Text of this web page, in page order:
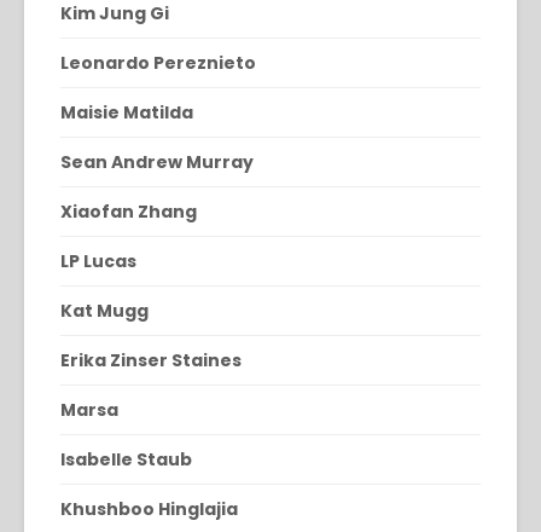
Kim Jung Gi
Leonardo Pereznieto
Maisie Matilda
Sean Andrew Murray
Xiaofan Zhang
LP Lucas
Kat Mugg
Erika Zinser Staines
Marsa
Isabelle Staub
Khushboo Hinglajia